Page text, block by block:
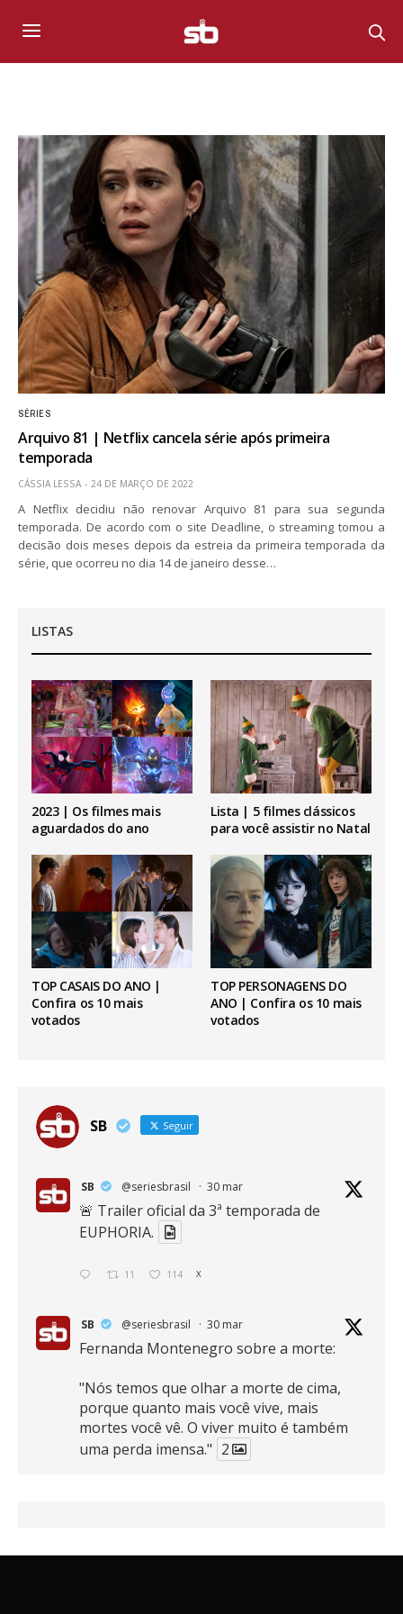
SÉRIES
Arquivo 81 | Netflix cancela série após primeira
temporada
CÁSSIA LESSA 24 DE MARÇO DE 2022
A Netflix decidiu não renovar Arquivo 81 para sua segunda
temporada. De acordo com o site Deadline, o streaming tomou a
decisão dois meses depois da estreia da primeira temporada da
série, que ocorreu no dia 14 de janeiro desse…
LISTAS
2023 | Os filmes mais
aguardados do ano
Lista | 5 filmes clássicos
para você assistir no Natal
TOP CASAIS DO ANO |
Confira os 10 mais
votados
TOP PERSONAGENS DO
ANO | Confira os 10 mais
votados
SB Seguir
SB @seriesbrasil · 30 mar
🚨 Trailer oficial da 3ª temporada de
EUPHORIA.
11 114 X
SB @seriesbrasil · 30 mar
Fernanda Montenegro sobre a morte:
"Nós temos que olhar a morte de cima,
porque quanto mais você vive, mais
mortes você vê. O viver muito é também
uma perda imensa." 2